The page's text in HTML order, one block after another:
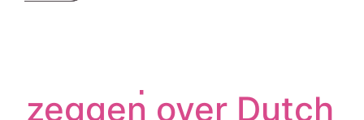
zeggen over Dutch